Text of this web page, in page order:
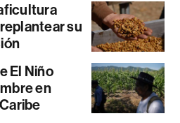
su
El Niño
en